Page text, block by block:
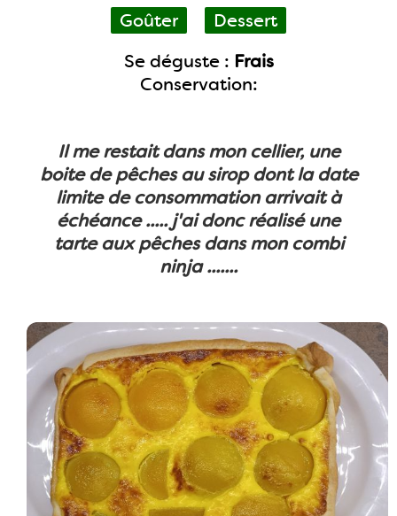
Goûter
Dessert
Se déguste : Frais
Conservation:
Il me restait dans mon cellier, une
boite de pêches au sirop dont la date
limite de consommation arrivait à
échéance ..... j'ai donc réalisé une
tarte aux pêches dans mon combi
ninja .......